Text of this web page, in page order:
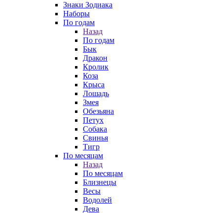
Знаки Зодиака
Наборы
По годам
Назад
По годам
Бык
Дракон
Кролик
Коза
Крыса
Лошадь
Змея
Обезьяна
Петух
Собака
Свинья
Тигр
По месяцам
Назад
По месяцам
Близнецы
Весы
Водолей
Дева